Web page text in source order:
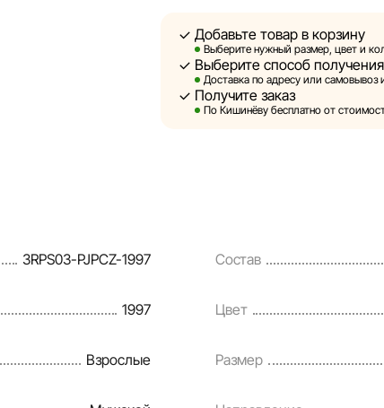
быть размещены на нашем сайте.
Sportlandia оставляет за собой
предварительного уведомления
и потребительские свойства
порядке и без
своевременно выявлять и
Добавьте товар в корзину
Выберите нужный размер, цвет и
Выберите способ получения
Доставка по адресу или самовывоз
Получите заказ
По Кишинёву бесплатно от
3RPS03-PJPCZ-1997 Состав
1997 Цвет
Взрослые Размер